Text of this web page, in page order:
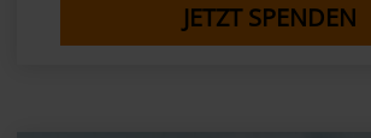
JETZT SPENDEN